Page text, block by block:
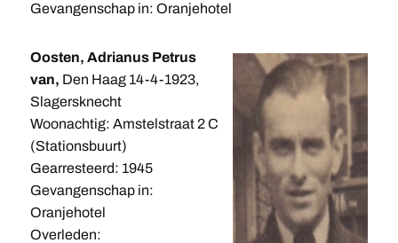
Gevangenschap in: Oranjehotel
Oosten, Adrianus Petrus
van, Den Haag 14-4-1923,
Slagersknecht
Woonachtig: Amstelstraat 2 C
(Stationsbuurt)
Gearresteerd: 1945
Gevangenschap in:
Oranjehotel
Overleden: